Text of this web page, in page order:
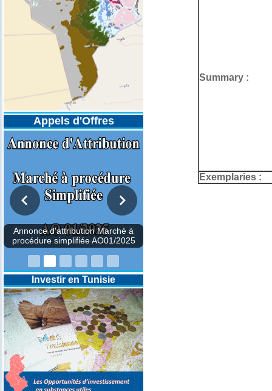
Appels d'Offres
Investir en Tunisie
Summary :
Exemplaries :